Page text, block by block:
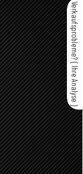
Verkaufsprobleme? { Ihre Analyse }